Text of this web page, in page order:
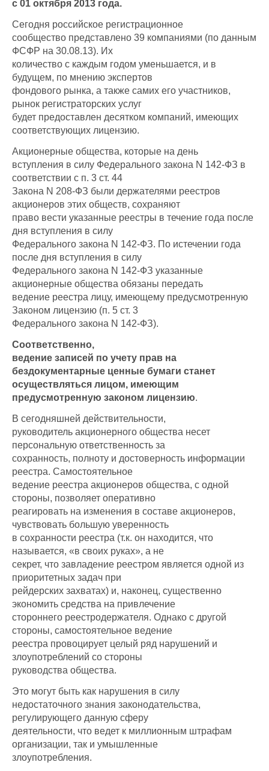
с 01 октября 2013 года.
Сегодня российское регистрационное
сообщество представлено 39 компаниями (по данным
ФСФР на 30.08.13). Их
количество с каждым годом уменьшается, и в
будущем, по мнению экспертов
фондового рынка, а также самих его участников,
рынок регистраторских услуг
будет предоставлен десятком компаний, имеющих
соответствующих лицензию.
Акционерные общества, которые на день
вступления в силу Федерального закона N 142-ФЗ в
соответствии с п. 3 ст. 44
Закона N 208-ФЗ были держателями реестров
акционеров этих обществ, сохраняют
право вести указанные реестры в течение года после
дня вступления в силу
Федерального закона N 142-ФЗ. По истечении года
после дня вступления в силу
Федерального закона N 142-ФЗ указанные
акционерные общества обязаны передать
ведение реестра лицу, имеющему предусмотренную
Законом лицензию (п. 5 ст. 3
Федерального закона N 142-ФЗ).
Соответственно,
ведение записей по учету прав на
бездокументарные ценные бумаги станет
осуществляться лицом, имеющим
предусмотренную законом лицензию.
В сегодняшней действительности,
руководитель акционерного общества несет
персональную ответственность за
сохранность, полноту и достоверность информации
реестра. Самостоятельное
ведение реестра акционеров общества, с одной
стороны, позволяет оперативно
реагировать на изменения в составе акционеров,
чувствовать большую уверенность
в сохранности реестра (т.к. он находится, что
называется, «в своих руках», а не
секрет, что завладение реестром является одной из
приоритетных задач при
рейдерских захватах) и, наконец, существенно
экономить средства на привлечение
стороннего реестродержателя. Однако с другой
стороны, самостоятельное ведение
реестра провоцирует целый ряд нарушений и
злоупотреблений со стороны
руководства общества.
Это могут быть как нарушения в силу
недостаточного знания законодательства,
регулирующего данную сферу
деятельности, что ведет к миллионным штрафам
организации, так и умышленные
злоупотребления.